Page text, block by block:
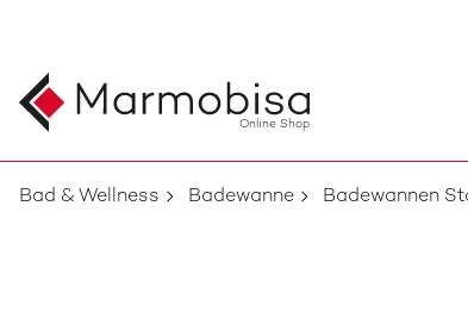
Online Shop
Bad & Wellness Badewanne Badewannen